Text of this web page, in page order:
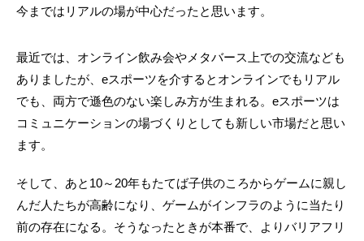
今まではリアルの場が中心だったと思います。
最近では、オンライン飲み会やメタバース上での交流なども
ありましたが、eスポーツを介するとオンラインでもリアル
でも、両方で遜色のない楽しみ方が生まれる。eスポーツは
コミュニケーションの場づくりとしても新しい市場だと思い
ます。
そして、あと10～20年もたてば子供のころからゲームに親し
んだ人たちが高齢になり、ゲームがインフラのように当たり
前の存在になる。そうなったときが本番で、よりバリアフリ